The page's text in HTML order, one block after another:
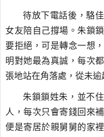
待放下電話後，駱
女友陪自己撐場。朱鎖
要拒絕，可是轉念一想
明對她最為真誠，每次
張地站在角落處，從未逾
朱鎖鎖姓朱，並不
人，每次只會寄錢回來
便是寄居於親舅舅的家